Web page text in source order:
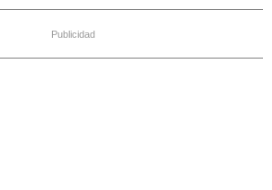
Publicidad